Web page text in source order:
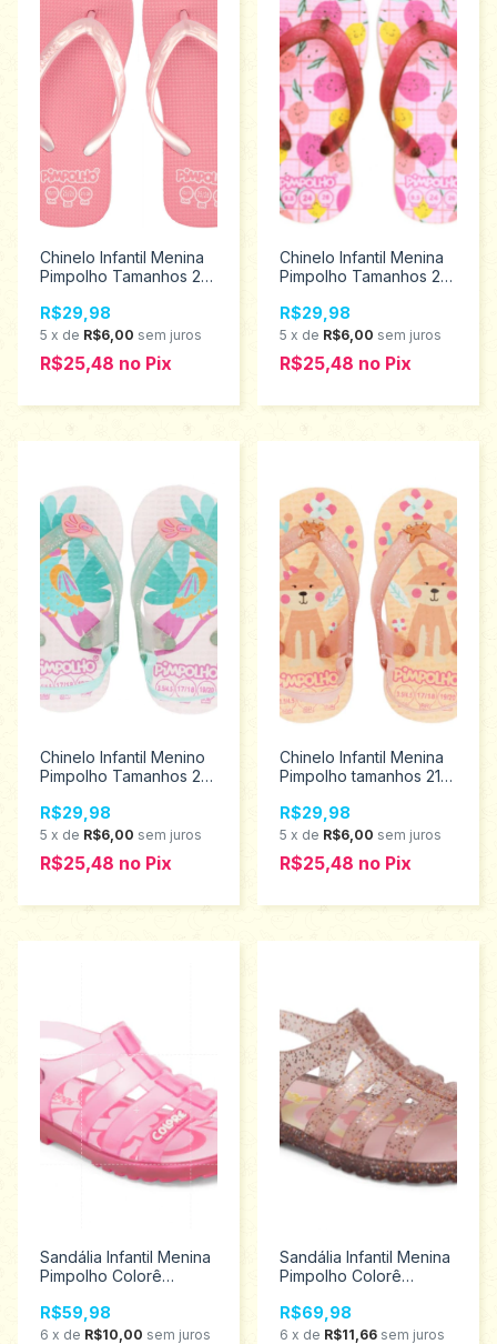
Chinelo Infantil Menina
Pimpolho Tamanhos 24
R$29,98
5 x de R$6,00 sem juros
R$25,48 no Pix
Chinelo Infantil Menina
Pimpolho Tamanhos 24
R$29,98
5 x de R$6,00 sem juros
R$25,48 no Pix
Chinelo Infantil Menino
Pimpolho Tamanhos 20
R$29,98
5 x de R$6,00 sem juros
R$25,48 no Pix
Chinelo Infantil Menina
Pimpolho tamanhos 21
R$29,98
5 x de R$6,00 sem juros
R$25,48 no Pix
Sandália Infantil Menina
Pimpolho Colorê
34421
R$59,98
6 x de R$10,00 sem juros
Sandália Infantil Menina
Pimpolho Colorê
34519
R$69,98
6 x de R$11,66 sem juros